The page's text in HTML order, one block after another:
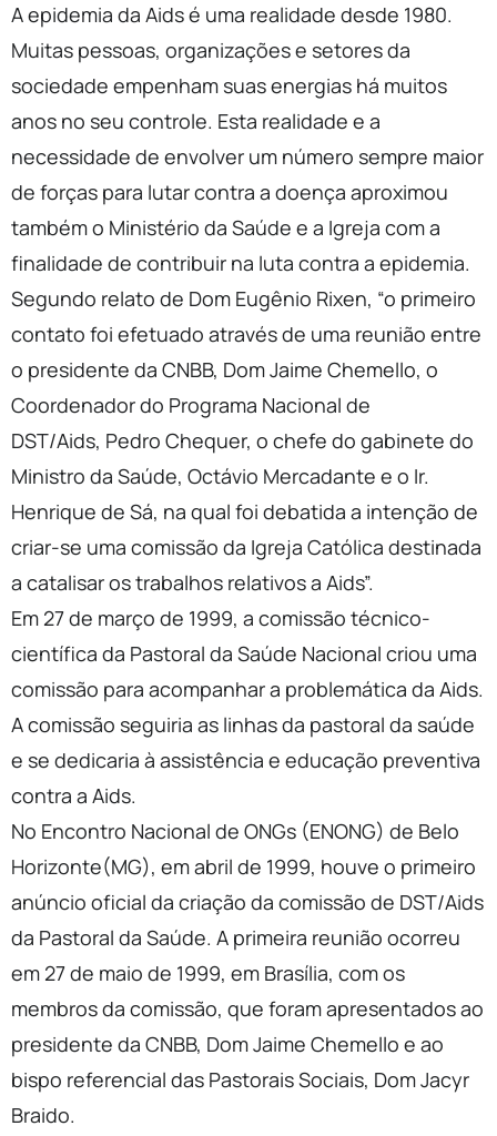
A epidemia da Aids é uma realidade desde 1980.
Muitas pessoas, organizações e setores da
sociedade empenham suas energias há muitos
anos no seu controle. Esta realidade e a
necessidade de envolver um número sempre maior
de forças para lutar contra a doença aproximou
também o Ministério da Saúde e a Igreja com a
finalidade de contribuir na luta contra a epidemia.
Segundo relato de Dom Eugênio Rixen, “o primeiro
contato foi efetuado através de uma reunião entre
o presidente da CNBB, Dom Jaime Chemello, o
Coordenador do Programa Nacional de
DST/Aids, Pedro Chequer, o chefe do gabinete do
Ministro da Saúde, Octávio Mercadante e o Ir.
Henrique de Sá, na qual foi debatida a intenção de
criar-se uma comissão da Igreja Católica destinada
a catalisar os trabalhos relativos a Aids”.
Em 27 de março de 1999, a comissão técnico-
científica da Pastoral da Saúde Nacional criou uma
comissão para acompanhar a problemática da Aids.
A comissão seguiria as linhas da pastoral da saúde
e se dedicaria à assistência e educação preventiva
contra a Aids.
No Encontro Nacional de ONGs (ENONG) de Belo
Horizonte(MG), em abril de 1999, houve o primeiro
anúncio oficial da criação da comissão de DST/Aids
da Pastoral da Saúde. A primeira reunião ocorreu
em 27 de maio de 1999, em Brasília, com os
membros da comissão, que foram apresentados ao
presidente da CNBB, Dom Jaime Chemello e ao
bispo referencial das Pastorais Sociais, Dom Jacyr
Braido.